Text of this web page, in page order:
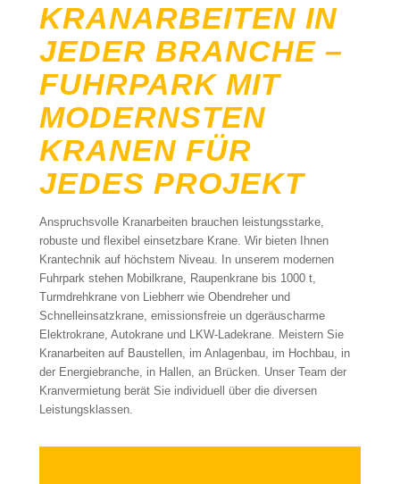
KRANARBEITEN IN
JEDER BRANCHE –
FUHRPARK MIT
MODERNSTEN
KRANEN FÜR
JEDES PROJEKT
Anspruchsvolle Kranarbeiten brauchen leistungsstarke,
robuste und flexibel einsetzbare Krane. Wir bieten Ihnen
Krantechnik auf höchstem Niveau. In unserem modernen
Fuhrpark stehen Mobilkrane, Raupenkrane bis 1000 t,
Turmdrehkrane von Liebherr wie Obendreher und
Schnelleinsatzkrane, emissionsfreie un dgeräuscharme
Elektrokrane, Autokrane und LKW-Ladekrane. Meistern Sie
Kranarbeiten auf Baustellen, im Anlagenbau, im Hochbau, in
der Energiebranche, in Hallen, an Brücken. Unser Team der
Kranvermietung berät Sie individuell über die diversen
Leistungsklassen.